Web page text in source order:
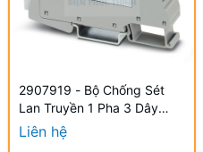
2907919 - Bộ Chống Sét
Lan Truyền 1 Pha 3 Dây
PLT-SEC-T3-230-FM-UT /
Surge protection Phoenix
Liên hệ